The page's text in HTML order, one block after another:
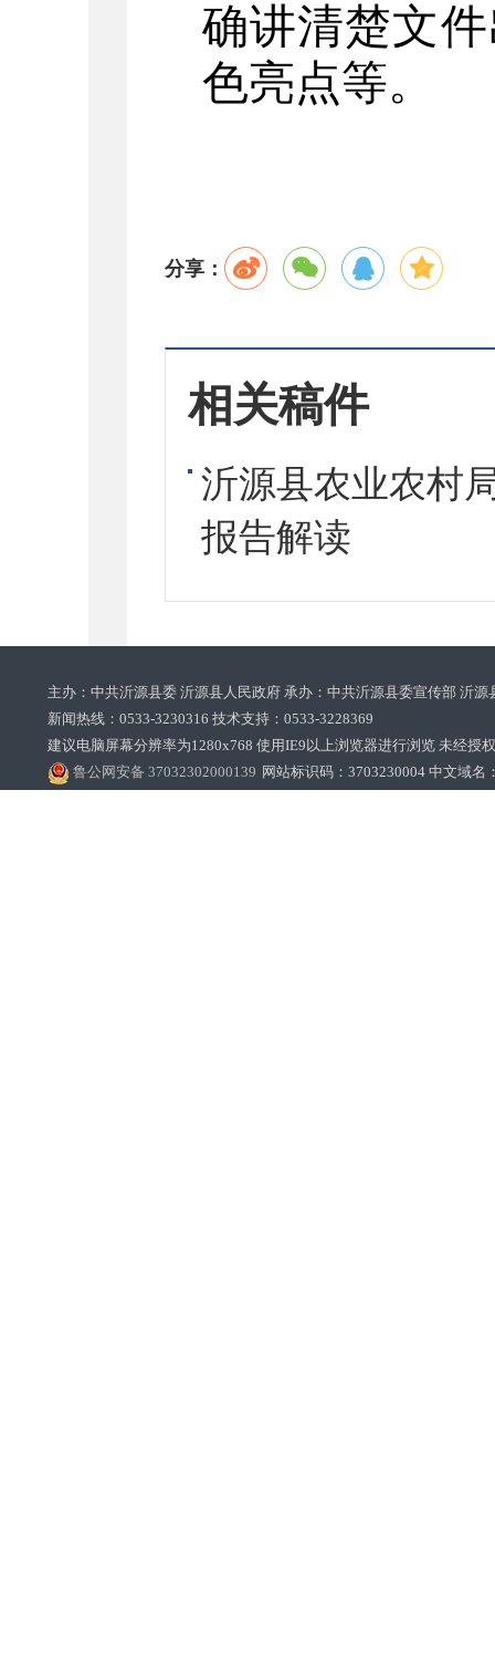
确讲清楚文
色亮点等。
分享：
相关稿件
沂源县农业农村
报告解读
主办：中共沂源县委 沂源县人民政府 承办：中共沂源县委宣传部 沂
新闻热线：0533-3230316 技术支持：0533-3228369‌‌
建议电脑屏幕分辨率为1280x768 使用IE9以上浏览器进行浏览 未经授
鲁公网安备 37032302000139 网站标识码：3703230004 中文域名